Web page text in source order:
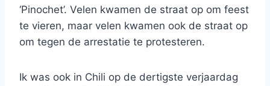
‘Pinochet’. Velen kwamen de straat op om feest
te vieren, maar velen kwamen ook de straat op
om tegen de arrestatie te protesteren.
Ik was ook in Chili op de dertigste verjaardag